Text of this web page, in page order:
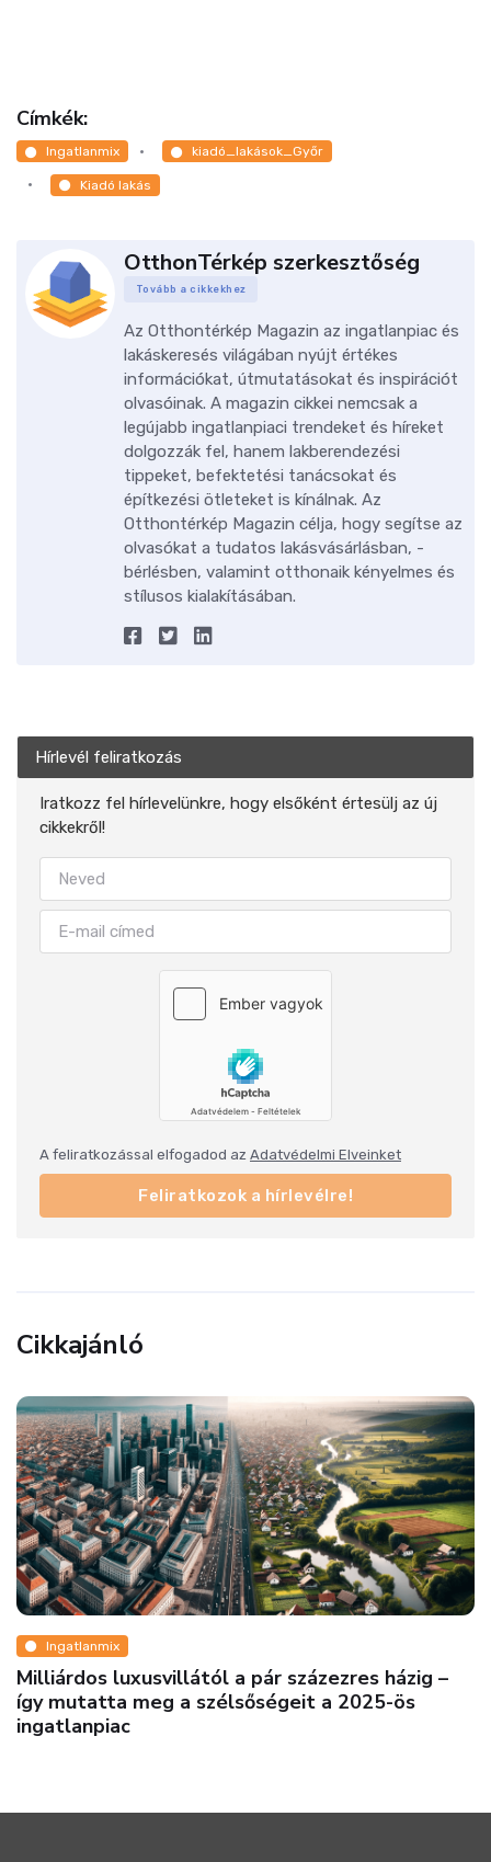
Címkék:
Ingatlanmix kiadó_lakások_Győr
Kiadó lakás
OtthonTérkép szerkesztőség
Tovább a cikkekhez
Az Otthontérkép Magazin az ingatlanpiac és
lakáskeresés világában nyújt értékes
információkat, útmutatásokat és inspirációt
olvasóinak. A magazin cikkei nemcsak a
legújabb ingatlanpiaci trendeket és híreket
dolgozzák fel, hanem lakberendezési
tippeket, befektetési tanácsokat és
építkezési ötleteket is kínálnak. Az
Otthontérkép Magazin célja, hogy segítse az
olvasókat a tudatos lakásvásárlásban, -
bérlésben, valamint otthonaik kényelmes és
stílusos kialakításában.
Hírlevél feliratkozás
Iratkozz fel hírlevelünkre, hogy elsőként értesülj az új
cikkekről!
A feliratkozással elfogadod az Adatvédelmi Elveinket
Feliratkozok a hírlevélre!
Cikkajánló
Ingatlanmix
Milliárdos luxusvillától a pár százezres házig –
így mutatta meg a szélsőségeit a 2025-ös
ingatlanpiac